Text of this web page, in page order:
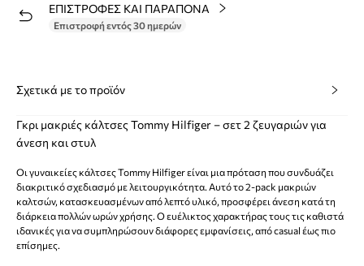
ΕΠΙΣΤΡΟΦΕΣ ΚΑΙ ΠΑΡΑΠΟΝΑ
Επιστροφή εντός 30 ημερών
Σχετικά με το προϊόν
Γκρι μακριές κάλτσες Tommy Hilfiger – σετ 2 ζευγαριών για
άνεση και στυλ
Οι γυναικείες κάλτσες Tommy Hilfiger είναι μια πρόταση που συνδυάζει
διακριτικό σχεδιασμό με λειτουργικότητα. Αυτό το 2-pack μακριών
καλτσών, κατασκευασμένων από λεπτό υλικό, προσφέρει άνεση κατά τη
διάρκεια πολλών ωρών χρήσης. Ο ευέλικτος χαρακτήρας τους τις καθιστά
ιδανικές για να συμπληρώσουν διάφορες εμφανίσεις, από casual έως πιο
επίσημες.